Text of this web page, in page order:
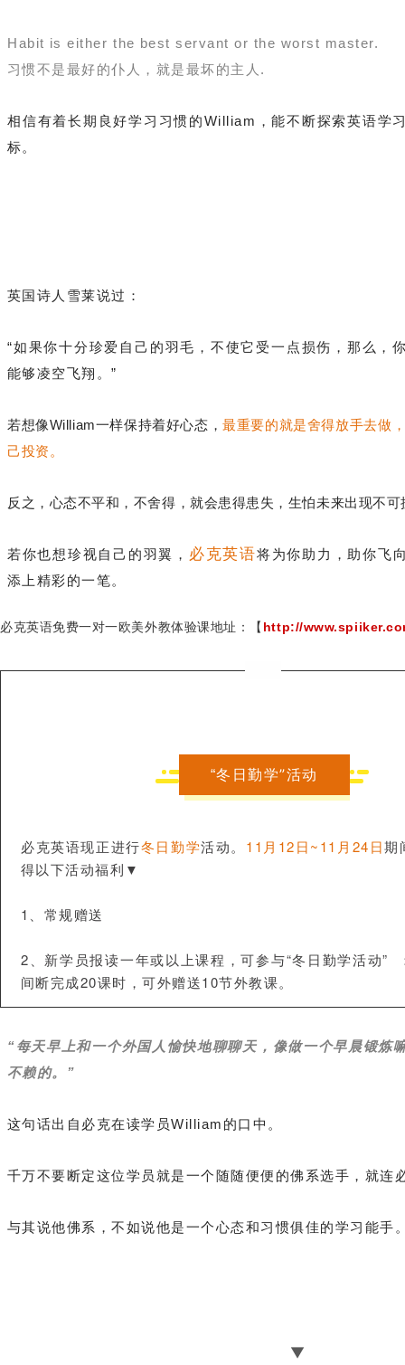
Habit is either the best servant or the worst master.
习惯不是最好的仆人，就是最坏的主人.
相信有着长期良好学习习惯的William，能不断探索英语学
标。
英国诗人雪莱说过：
“如果你十分珍爱自己的羽毛，不使它受一点损伤，那么，
能够凌空飞翔。”
若想像William一样保持着好心态，最重要的就是舍得放手去做
己投资。
反之，心态不平和，不舍得，就会患得患失，生怕未来出现不
若你也想珍视自己的羽翼， 必克英语将为你助力，助你飞
添上精彩的一笔。
必克英语免费一对一欧美外教体验课地址：【 http://
“冬日勤学”活动
必克英语现正进行冬日勤学活动。 11月12日~11月24日期
得以下活动福利 ▼
1、常规赠送
2、新学员报读一年或以上课程，可参与“冬日勤学活动”
间断完成20课时，可外赠送10节外教课。
“ 每天早上和一个外国人愉快地聊聊天，像做一个早晨锻炼
不赖的。”
这句话出自必克在读学员William的口中。
千万不要断定这位学员就是一个随随便便的佛系选手，就连
与其说他佛系，不如说他是一个心态和习惯俱佳的学习能手
▼